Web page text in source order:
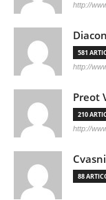
http://
581
http://
Preot
210
http://
88